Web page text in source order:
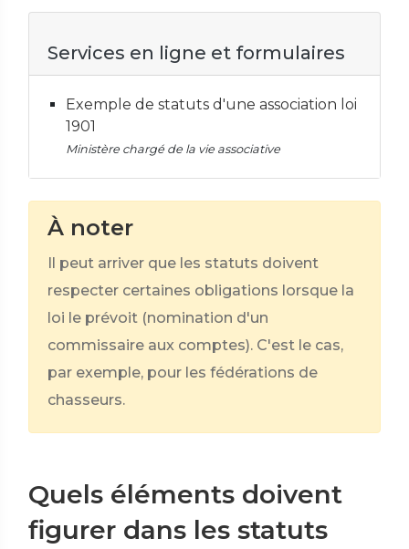
Services en ligne et formulaires
Exemple de statuts d'une association loi
1901
Ministère chargé de la vie associative
À noter
Il peut arriver que les statuts doivent
respecter certaines obligations lorsque la
loi le prévoit (nomination d'un
commissaire aux comptes). C'est le cas,
par exemple, pour les fédérations de
chasseurs.
Quels éléments doivent
figurer dans les statuts